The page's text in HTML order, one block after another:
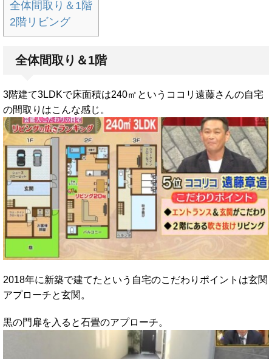
全体間取り＆1階
2階リビング
全体間取り＆1階
3階建て3LDKで床面積は240㎡というココリ遠藤さんの自宅
の間取りはこんな感じ。
2018年に新築で建てたという自宅のこだわりポイントは玄関
アプローチと玄関。
黒の門扉を入ると石畳のアプローチ。